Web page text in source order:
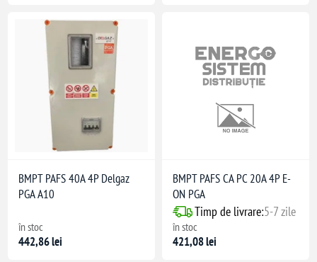
BMPT PAFS 40A 4P Delgaz
PGA A10
în stoc
442,86 lei
BMPT PAFS CA PC 20A 4P E-
ON PGA
Timp de livrare:5-7 zile
în stoc
421,08 lei